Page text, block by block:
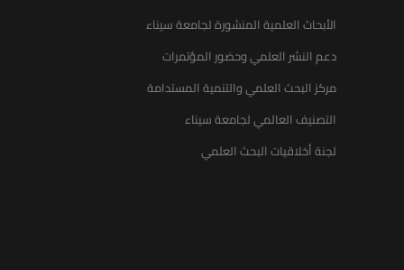
الأبحاث العلمية المنشورة لجامعة سيناء
دعم النشر العلمي وحضور المؤتمرات
مركز البحث العلمي والتنمية المستدامة
التصنيف العالمي لجامعة سيناء
لجنة أخلاقيات البحث العلمي